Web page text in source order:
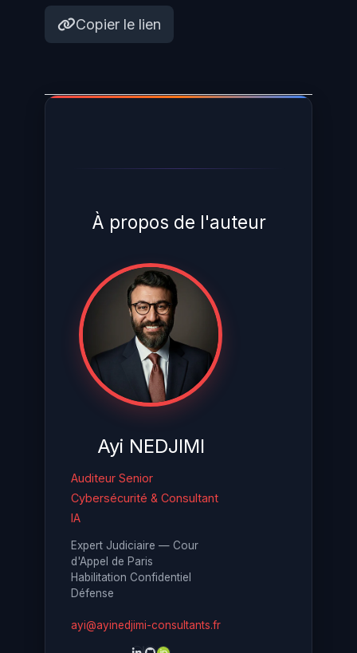
Copier le lien
À propos de l'auteur
Ayi NEDJIMI
Auditeur Senior
Cybersécurité & Consultant
IA
Expert Judiciaire — Cour
d'Appel de Paris
Habilitation Confidentiel
Défense
ayi@ayinedjimi-consultants.fr